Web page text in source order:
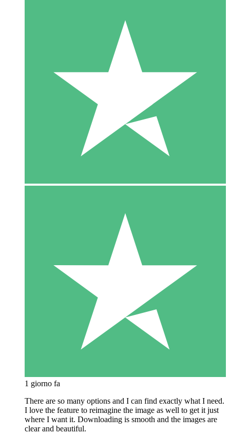
1 giorno fa
There are so many options and I can find exactly what I need.
I love the feature to reimagine the image as well to get it just
where I want it. Downloading is smooth and the images are
clear and beautiful.